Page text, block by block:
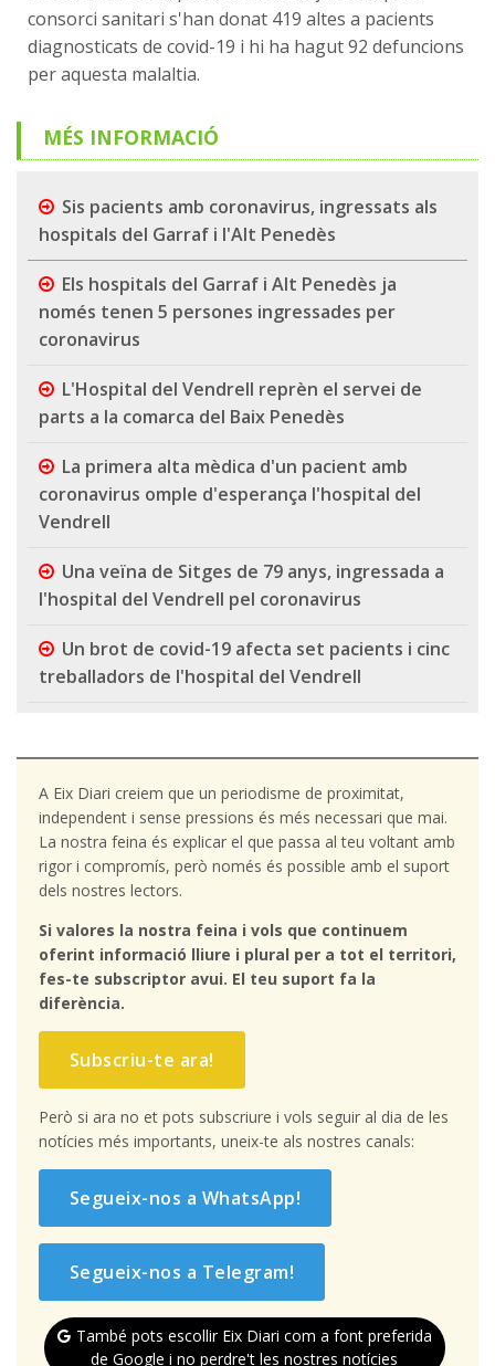
consorci sanitari s'han donat 419 altes a pacients
diagnosticats de covid-19 i hi ha hagut 92 defuncions
per aquesta malaltia.
MÉS INFORMACIÓ
Sis pacients amb coronavirus, ingressats als
hospitals del Garraf i l'Alt Penedès
Els hospitals del Garraf i Alt Penedès ja
només tenen 5 persones ingressades per
coronavirus
L'Hospital del Vendrell reprèn el servei de
parts a la comarca del Baix Penedès
La primera alta mèdica d'un pacient amb
coronavirus omple d'esperança l'hospital del
Vendrell
Una veïna de Sitges de 79 anys, ingressada a
l'hospital del Vendrell pel coronavirus
Un brot de covid-19 afecta set pacients i cinc
treballadors de l'hospital del Vendrell
A Eix Diari creiem que un periodisme de proximitat,
independent i sense pressions és més necessari que mai.
La nostra feina és explicar el que passa al teu voltant amb
rigor i compromís, però només és possible amb el suport
dels nostres lectors.
Si valores la nostra feina i vols que continuem
oferint informació lliure i plural per a tot el territori,
fes-te subscriptor avui. El teu suport fa la
diferència.
Subscriu-te ara!
Però si ara no et pots subscriure i vols seguir al dia de les
notícies més importants, uneix-te als nostres canals:
Segueix-nos a WhatsApp!
Segueix-nos a Telegram!
També pots escollir Eix Diari com a font preferida
de Google i no perdre't les nostres notícies